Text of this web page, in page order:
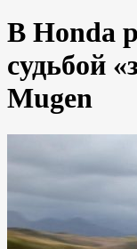
В Honda
судьбой
Mugen